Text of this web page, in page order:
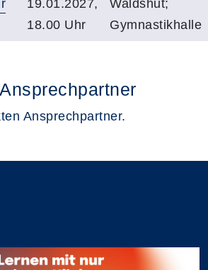
19.01.2027,
18.00 Uhr
Waldshut;
Gymnastikhalle
Ansprechpartner.